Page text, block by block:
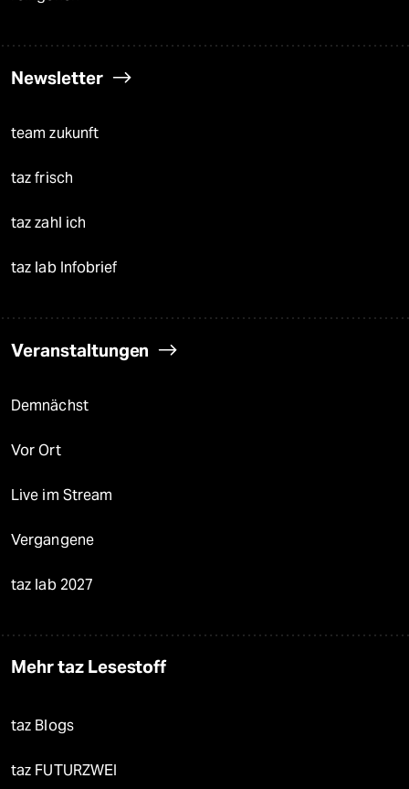
Newsletter
team zukunft
taz frisch
taz zahl ich
taz lab Infobrief
Veranstaltungen
Demnächst
Vor Ort
Live im Stream
Vergangene
taz lab 2027
Mehr taz Lesestoff
taz Blogs
taz FUTURZWEI